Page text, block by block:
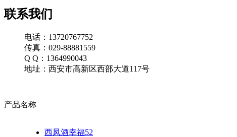
联系我们
电话：13720767752
传真：029-88881559
Q Q：1364990043
地址：西安市高新区西部大道117号
产品名称
西凤酒幸福52